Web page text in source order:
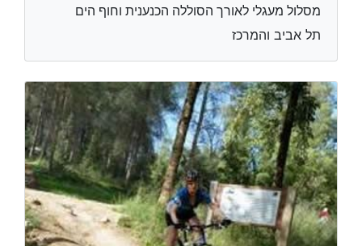
מסלול מעגלי לאורך הסוללה הכנענית וחוף הים
תל אביב והמרכז